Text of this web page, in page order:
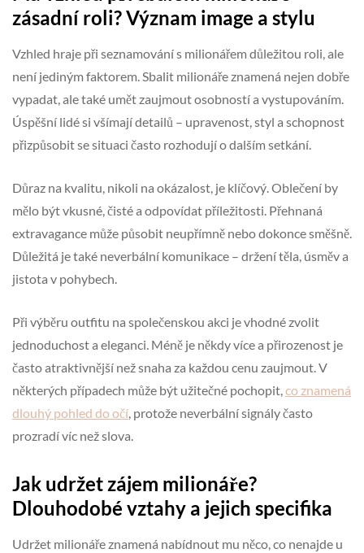
zásadní roli? Význam image a stylu
Vzhled hraje při seznamování s milionářem důležitou roli, ale
není jediným faktorem. Sbalit milionáře znamená nejen dobře
vypadat, ale také umět zaujmout osobností a vystupováním.
Úspěšní lidé si všímají detailů – upravenost, styl a schopnost
přizpůsobit se situaci často rozhodují o dalším setkání.
Důraz na kvalitu, nikoli na okázalost, je klíčový. Oblečení by
mělo být vkusné, čisté a odpovídat příležitosti. Přehnaná
extravagance může působit neupřímně nebo dokonce směšně.
Důležitá je také neverbální komunikace – držení těla, úsměv a
jistota v pohybech.
Při výběru outfitu na společenskou akci je vhodné zvolit
jednoduchost a eleganci. Méně je někdy více a přirozenost je
často atraktivnější než snaha za každou cenu zaujmout. V
některých případech může být užitečné pochopit,co znamená
dlouhý pohled do očí, protože neverbální signály často
prozradí víc než slova.
Jak udržet zájem milionáře?
Dlouhodobé vztahy a jejich specifika
Udržet milionáře znamená nabídnout mu něco, co nenajde u